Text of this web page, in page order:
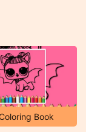
Book